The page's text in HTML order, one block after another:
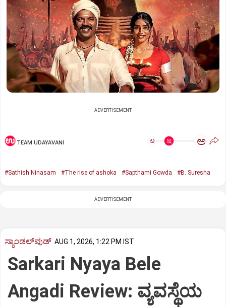
ADVERTISEMENT
TEAM UDAYAVANI ಅ ಅ
#Sathish Ninasam #The rise of ashoka #Sapthami Gowda #B. Suresha
ADVERTISEMENT
ಸ್ಯಾಂಡಲ್‌ವುಡ್‌ AUG 1, 2026, 1:22 PM IST
Sarkari Nyaya Bele
Angadi Review: ವ್ಯವಸ್ಥೆಯ